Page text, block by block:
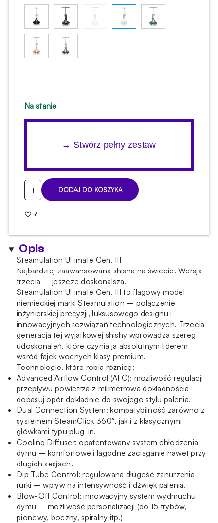
Na stanie
→ Stwórz pełny zestaw
ilość
Shisha
Ultimate
III
Crystal
DODAJ DO KOSZYKA
Opis
Steamulation Ultimate Gen. III
Najbardziej zaawansowana shisha na świecie. Wersja
trzecia – jeszcze doskonalsza.
Steamulation Ultimate Gen. III to flagowy model
niemieckiej marki Steamulation – połączenie
inżynierskiej precyzji, luksusowego designu i
innowacyjnych rozwiązań technologicznych. Trzecia
generacja tej wyjątkowej shishy wprowadza szereg
udoskonaleń, które czynią ją absolutnym liderem
wśród fajek wodnych klasy premium.
Technologie, które robią różnicę:
Advanced Airflow Control (AFC): możliwość regulacji
przepływu powietrza z milimetrową dokładnością –
dopasuj opór dokładnie do swojego stylu palenia.
Dual Connection System: kompatybilność zarówno z
systemem SteamClick 360°, jak i z klasycznymi
główkami typu plug-in.
Cooling Diffuser: opatentowany system chłodzenia
dymu – komfortowe i łagodne zaciąganie nawet przy
długich sesjach.
Dip Tube Control: regulowana długość zanurzenia
rurki – wpływ na intensywność i dźwięk palenia.
Blow-Off Control: innowacyjny system wydmuchu
dymu – możliwość personalizacji (do 15 trybów,
pionowy, boczny, spiralny itp.)